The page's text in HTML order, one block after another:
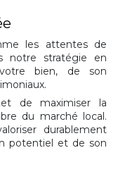
les attentes de
notre stratégie en
bien, de son
de maximiser la
du marché local.
durablement
potentiel et de son